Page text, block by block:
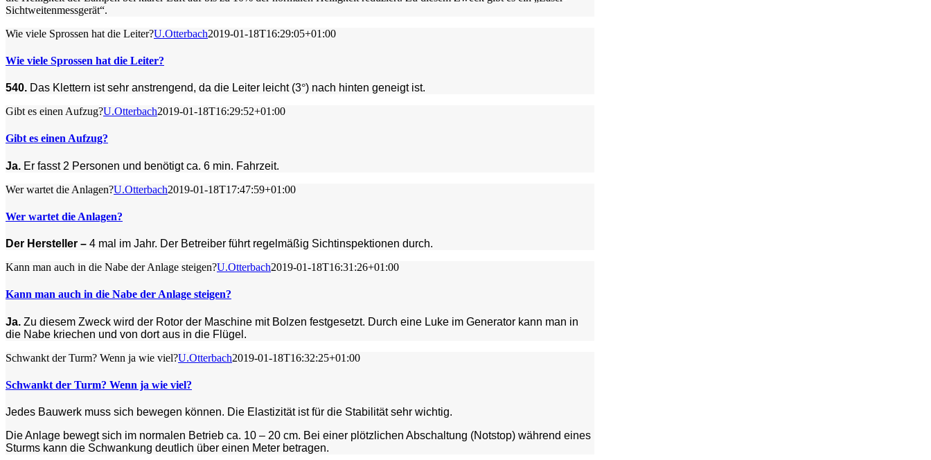
Sichtweitenmessgerät“.
Wie viele Sprossen hat die Leiter?U.Otterbach2019-01-18T16:29:05+01:00
Wie viele Sprossen hat die Leiter?
540. Das Klettern ist sehr anstrengend, da die Leiter leicht (3°) nach hinten geneigt ist.
Gibt es einen Aufzug?U.Otterbach2019-01-18T16:29:52+01:00
Gibt es einen Aufzug?
Ja. Er fasst 2 Personen und benötigt ca. 6 min. Fahrzeit.
Wer wartet die Anlagen?U.Otterbach2019-01-18T17:47:59+01:00
Wer wartet die Anlagen?
Der Hersteller – 4 mal im Jahr. Der Betreiber führt regelmäßig Sichtinspektionen durch.
Kann man auch in die Nabe der Anlage steigen?U.Otterbach2019-01-18T16:31:26+01:00
Kann man auch in die Nabe der Anlage steigen?
Ja. Zu diesem Zweck wird der Rotor der Maschine mit Bolzen festgesetzt. Durch eine Luke im Generator kann man in
die Nabe kriechen und von dort aus in die Flügel.
Schwankt der Turm? Wenn ja wie viel?U.Otterbach2019-01-18T16:32:25+01:00
Schwankt der Turm? Wenn ja wie viel?
Jedes Bauwerk muss sich bewegen können. Die Elastizität ist für die Stabilität sehr wichtig.
Die Anlage bewegt sich im normalen Betrieb ca. 10 – 20 cm. Bei einer plötzlichen Abschaltung (Notstop) während eines
Sturms kann die Schwankung deutlich über einen Meter betragen.